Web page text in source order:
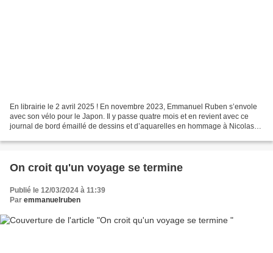
En librairie le 2 avril 2025 ! En novembre 2023, Emmanuel Ruben s’envole
avec son vélo pour le Japon. Il y passe quatre mois et en revient avec ce
journal de bord émaillé de dessins et d’aquarelles en hommage à Nicolas
On croit qu'un voyage se termine
Publié le 12/03/2024 à 11:39
Par emmanuelruben